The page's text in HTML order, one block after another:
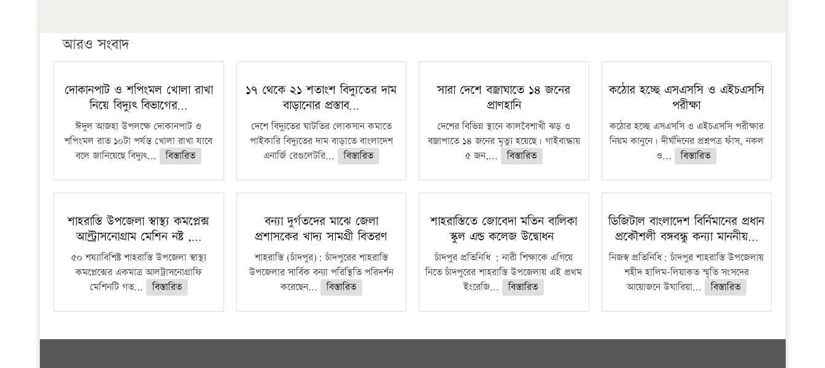
আরও সংবাদ
দোকানপাট ও শপিংমল খোলা রাখা
নিয়ে বিদ্যুৎ বিভাগের…
ঈদুল আজহা উপলক্ষে দোকানপাট ও
শপিংমল রাত ১০টা পর্যন্ত খোলা রাখা যাবে
বলে জানিয়েছে বিদ্যুৎ...
বিস্তারিত
১৭ থেকে ২১ শতাংশ বিদ্যুতের দাম
বাড়ানোর প্রস্তাব…
দেশে বিদ্যুতের ঘাটতির লোকসান কমাতে
পাইকারি বিদ্যুতের দাম বাড়াতে বাংলাদেশ
এনার্জি রেগুলেটরি...
বিস্তারিত
সারা দেশে বজ্রাঘাতে ১৪ জনের
প্রাণহানি
দেশের বিভিন্ন স্থানে কালবৈশাখী ঝড় ও
বজ্রাপাতে ১৪ জনের মৃত্যু হয়েছে। গাইবান্ধায়
৫ জন,...
বিস্তারিত
কঠোর হচ্ছে এসএসসি ও এইচএসসি
পরীক্ষা
কঠোর হচ্ছে এসএসসি ও এইচএসসি পরীক্ষার
নিয়ম কানুনে। দীর্ঘদিনের প্রশ্নপত্র ফাঁস, নকল
ও...
বিস্তারিত
শাহরাস্তি উপজেলা স্বাস্থ্য কমপ্লেক্স
আল্ট্রাসনোগ্রাম মেশিন নষ্ট ,…
৫০ শয্যাবিশিষ্ট শাহরাস্তি উপজেলা স্বাস্থ্য
কমপ্লেক্সের একমাত্র আলট্রাসনোগ্রাফি
মেশিনটি গত...
বিস্তারিত
বন্যা দুর্গতদের মাঝে জেলা
প্রশাসকের খাদ্য সামগ্রী বিতরণ
শাহরাস্তি (চাঁদপুর): চাঁদপুরের শাহরাস্তি
উপজেলার সার্বিক বন্যা পরিস্থিতি পরিদর্শন
করেছেন...
বিস্তারিত
শাহরাস্তিতে জোবেদা মতিন বালিকা
স্কুল এন্ড কলেজ উদ্বোধন
চাঁদপুর প্রতিনিধি : নারী শিক্ষাকে এগিয়ে
নিতে চাঁদপুরের শাহরাস্তি উপজেলায় এই প্রথম
ইংরেজি...
বিস্তারিত
ডিজিটাল বাংলাদেশ বির্নিমানের প্রধান
প্রকৌশলী বঙ্গবন্ধু কন্যা মাননীয়…
নিজস্ব প্রতিনিধি: চাঁদপুর শাহরাস্তি উপজেলায়
শহীদ হালিম-লিয়াকত স্মৃতি সংসদের
আয়োজনে উঘারিয়া...
বিস্তারিত